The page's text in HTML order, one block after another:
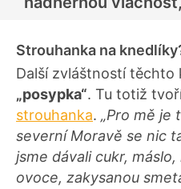
Strouhanka na
Další zvláštností těchto
„posypka“. Tu totiž
strouhanka. „Pro mě je
severní Moravě se nic
jsme dávali cukr,
ovoce, zakysanou